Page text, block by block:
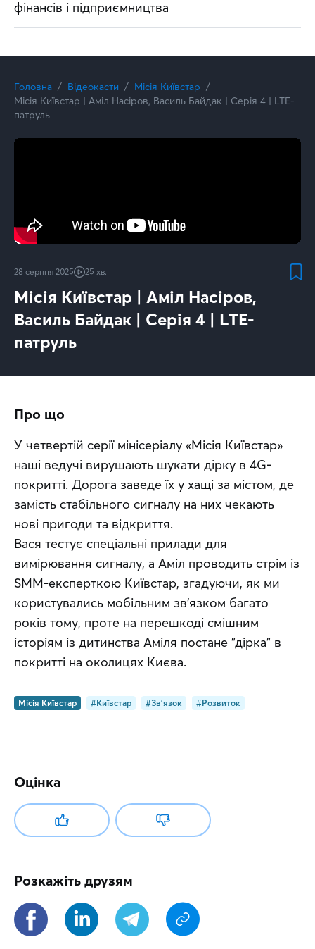
фінансів і підприємництва
Головна Відеокасти
Місія Київстар
Місія Київстар | Аміл Насіров, Василь Байдак | Серія 4 | LTE-
патруль
28 серпня 2025 25 хв.
Місія Київстар | Аміл Насіров,
Василь Байдак | Серія 4 | LTE-
патруль
Про що
У четвертій серії мінісеріалу «Місія Київстар»
наші ведучі вирушають шукати дірку в 4G-
покритті. Дорога заведе їх у хащі за містом, де
замість стабільного сигналу на них чекають
нові пригоди та відкриття.
Вася тестує спеціальні прилади для
вимірювання сигналу, а Аміл проводить стрім із
SMM-експерткою Київстар, згадуючи, як ми
користувались мобільним зв'язком багато
років тому, проте на перешкоді смішним
історіям із дитинства Аміля постане "дірка" в
покритті на околицях Києва.
Місія Київстар #Київстар #Зв'язок #Розвиток
Оцінка
Розкажіть друзям